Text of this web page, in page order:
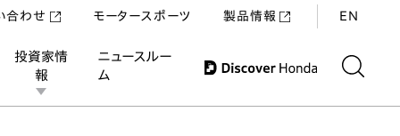
投資家情
報
ニュースルー
ム
合わせ モータースポーツ 製品情報 EN